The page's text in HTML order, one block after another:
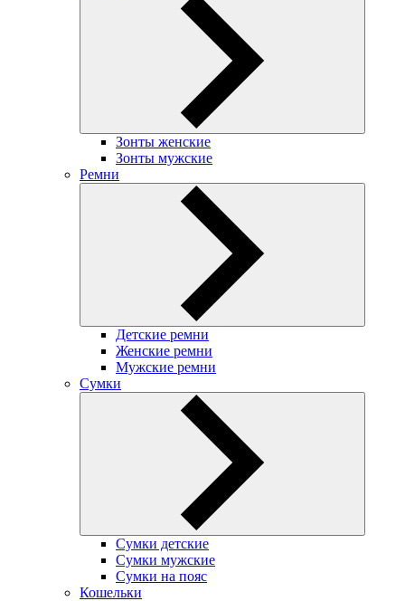
Зонты женские
Зонты мужские
Ремни
Детские ремни
Женские ремни
Мужские ремни
Сумки
Сумки детские
Сумки мужские
Сумки на пояс
Кошельки